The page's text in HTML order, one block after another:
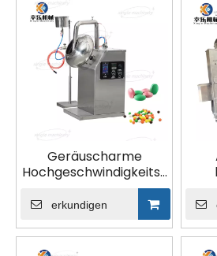
Geräuscharme
Hochgeschwindigkeits-
für Tabletten
erkundigen